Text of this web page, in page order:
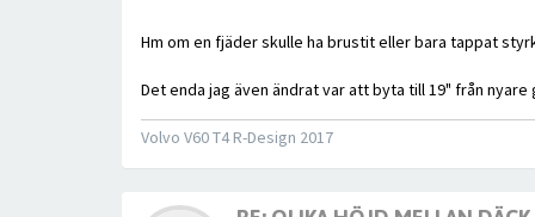
Hm om en fjäder skulle ha brustit eller bara tappat
Det enda jag även ändrat var att byta till 19" från
Volvo V60 T4 R-Design 2017